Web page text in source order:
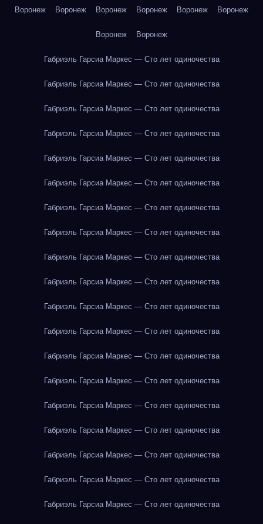
Воронеж Воронеж Воронеж Воронеж Воронеж Воронеж
Воронеж Воронеж
Габриэль Гарсиа Маркес — Сто лет одиночества
Габриэль Гарсиа Маркес — Сто лет одиночества
Габриэль Гарсиа Маркес — Сто лет одиночества
Габриэль Гарсиа Маркес — Сто лет одиночества
Габриэль Гарсиа Маркес — Сто лет одиночества
Габриэль Гарсиа Маркес — Сто лет одиночества
Габриэль Гарсиа Маркес — Сто лет одиночества
Габриэль Гарсиа Маркес — Сто лет одиночества
Габриэль Гарсиа Маркес — Сто лет одиночества
Габриэль Гарсиа Маркес — Сто лет одиночества
Габриэль Гарсиа Маркес — Сто лет одиночества
Габриэль Гарсиа Маркес — Сто лет одиночества
Габриэль Гарсиа Маркес — Сто лет одиночества
Габриэль Гарсиа Маркес — Сто лет одиночества
Габриэль Гарсиа Маркес — Сто лет одиночества
Габриэль Гарсиа Маркес — Сто лет одиночества
Габриэль Гарсиа Маркес — Сто лет одиночества
Габриэль Гарсиа Маркес — Сто лет одиночества
Габриэль Гарсиа Маркес — Сто лет одиночества